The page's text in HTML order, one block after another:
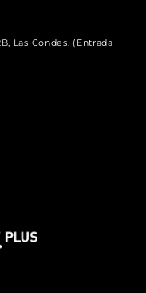
Las Condes. (Entrada